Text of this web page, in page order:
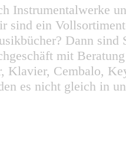
Instrumentalwerke
sind ein
Dann
mit
Klavier, Cembalo,
es nicht gleich in